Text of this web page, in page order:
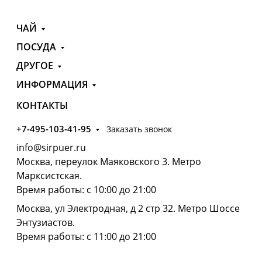
ЧАЙ
ПОСУДА
ДРУГОЕ
ИНФОРМАЦИЯ
КОНТАКТЫ
+7-495-103-41-95 Заказать звонок
info@sirpuer.ru
Москва, переулок Маяковского 3. Метро
Марксистская.
Время работы: с 10:00 до 21:00
Москва, ул Электродная, д 2 стр 32. Метро Шоссе
Энтузиастов.
Время работы: с 11:00 до 21:00